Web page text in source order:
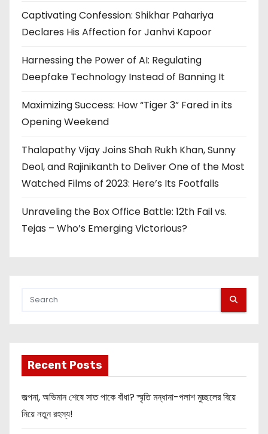
Captivating Confession: Shikhar Pahariya
Declares His Affection for Janhvi Kapoor
Harnessing the Power of AI: Regulating
Deepfake Technology Instead of Banning It
Maximizing Success: How “Tiger 3” Fared in its
Opening Weekend
Thalapathy Vijay Joins Shah Rukh Khan, Sunny
Deol, and Rajinikanth to Deliver One of the Most
Watched Films of 2023: Here’s Its Footfalls
Unraveling the Box Office Battle: 12th Fail vs.
Tejas – Who’s Emerging Victorious?
Recent Posts
জল্পনা, অভিমান শেষে সাত পাকে বাঁধা? স্মৃতি মন্ধানা-পলাশ মুচ্ছলের বিয়ে
নিয়ে নতুন রহস্য!